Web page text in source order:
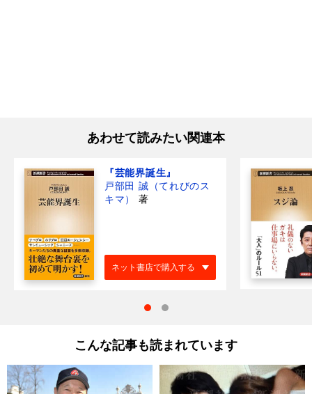
あわせて読みたい関連本
『芸能界誕生』
戸部田 誠（てれびのス
キマ）
著
ネット書店で購入する
こんな記事も読まれています